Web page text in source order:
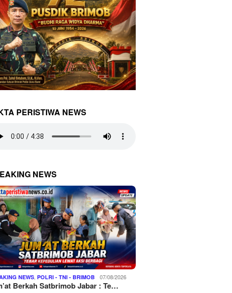
PERISTIWA NEWS
NEWS
NEWS ,POLRI - TNI - BRIMOB 07/08/2026
Berkah Satbrimob Jabar : Te…